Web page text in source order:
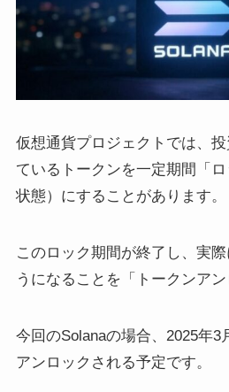
仮想通貨プロジェクトでは、
ているトークンを一定期間「
状態）にすることがあります。
このロック期間が終了し、実
うになることを「トークンアン
今回のSolanaの場合、2025年3
アンロックされる予定です。